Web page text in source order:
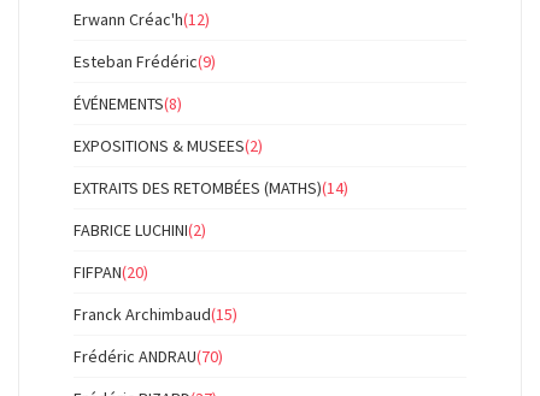
Erwann Créac'h(12)
Esteban Frédéric(9)
ÉVÉNEMENTS(8)
EXPOSITIONS & MUSEES(2)
EXTRAITS DES RETOMBÉES (MATHS)(14)
FABRICE LUCHINI(2)
FIFPAN(20)
Franck Archimbaud(15)
Frédéric ANDRAU(70)